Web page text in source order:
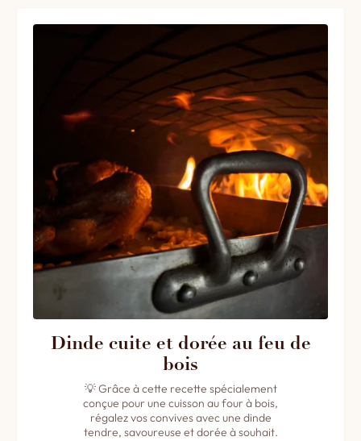
Dinde cuite et dorée au feu de
bois
💡 Grâce à cette recette spécialement
conçue pour une cuisson au four à bois,
régalez vos convives avec une dinde
tendre, savoureuse et dorée à souhait.